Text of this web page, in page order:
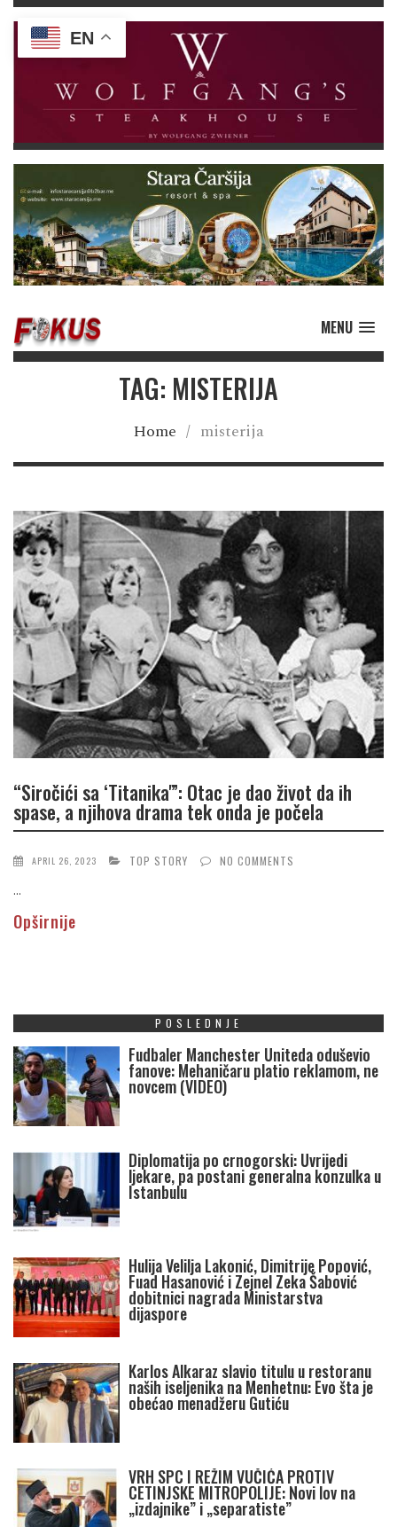
MENU
TAG: MISTERIJA
Home / misterija
“Siročići sa ‘Titanika'”: Otac je dao život da ih
spase, a njihova drama tek onda je počela
APRIL 26, 2023 TOP STORY NO COMMENTS
...
Opširnije
POSLEDNJE
Fudbaler Manchester Uniteda oduševio
fanove: Mehaničaru platio reklamom, ne
novcem (VIDEO)
Diplomatija po crnogorski: Uvrijedi
ljekare, pa postani generalna konzulka u
Istanbulu
Hulija Velilja Lakonić, Dimitrije Popović,
Fuad Hasanović i Zejnel Zeka Šabović
dobitnici nagrada Ministarstva
dijaspore
Karlos Alkaraz slavio titulu u restoranu
naših iseljenika na Menhetnu: Evo šta je
obećao menadžeru Gutiću
VRH SPC I REŽIM VUČIĆA PROTIV
CETINJSKE MITROPOLIJE: Novi lov na
„izdajnike” i „separatiste”
EN